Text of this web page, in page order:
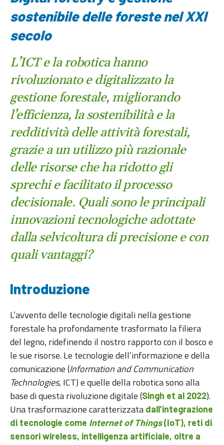
sostenibile delle foreste nel XXI
secolo
L’ICT e la robotica hanno
rivoluzionato e digitalizzato la
gestione forestale, migliorando
l’efficienza, la sostenibilità e la
redditività delle attività forestali,
grazie a un utilizzo più razionale
delle risorse che ha ridotto gli
sprechi e facilitato il processo
decisionale. Quali sono le principali
innovazioni tecnologiche adottate
dalla selvicoltura di precisione e con
quali vantaggi?
Introduzione
L’avvento delle tecnologie digitali nella gestione
forestale ha profondamente trasformato la filiera
del legno, ridefinendo il nostro rapporto con il bosco e
le sue risorse. Le tecnologie dell’informazione e della
comunicazione (Information and Communication
Technologies, ICT) e quelle della robotica sono alla
base di questa rivoluzione digitale (Singh et al 2022).
Una trasformazione caratterizzata dall’integrazione
di tecnologie come Internet of Things(IoT), reti di
sensori wireless, intelligenza artificiale, oltre a